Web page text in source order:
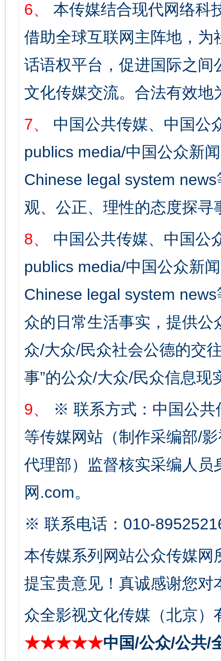
6、
本传媒结合现代网络科
借助全球互联网主阵地，
话语权平台，促进国际之
文化传媒交流。合法有效地
7、
中国公共传媒、中国公
publics media/中国公众新
Chinese legal system
观、公正、理性的态度探寻
8、
中国公共传媒、中国公
publics media/中国公众新
Chinese legal system
众的日常生活事实，提供
众/大众/民众社会公德的交
事”的公众/大众/民众信息现
9、
※ 联系方式：中国公共
等传媒网站（制作采编部/
代理部）监督核实采编人员
网.com。
※ 联系电话：010-
本传媒系列网站公众传媒
提宝贵意见！真诚感谢您
众全影视文化传媒（北京）
★★★★★中国/公众/公共/
网上购药对药下症？
这是一记警钟！ 谢
在谋一域中谋全局
今